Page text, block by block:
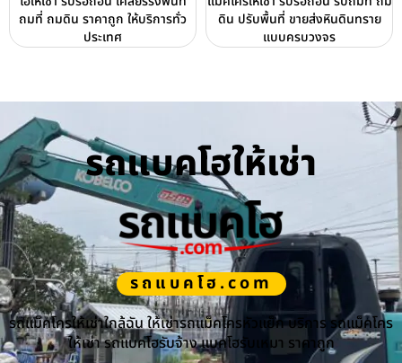
ถมที่ ถมดิน ราคาถูก ให้บริการทั่ว
ประเทศ
ดิน ปรับพื้นที่ ขายส่งหินดินทราย
แบบครบวงจร
รถแบคโฮให้เช่า
รถแบคโฮ.com
รถแม็คโครให้เช่าใกล้ฉัน ให้เช่ารถแม็คโครหัวแย็ก บริการ รถแม็คโคร
ให้เช่า รถแบคโฮรับจ้าง แบคโฮรับเหมา ราคาถูก